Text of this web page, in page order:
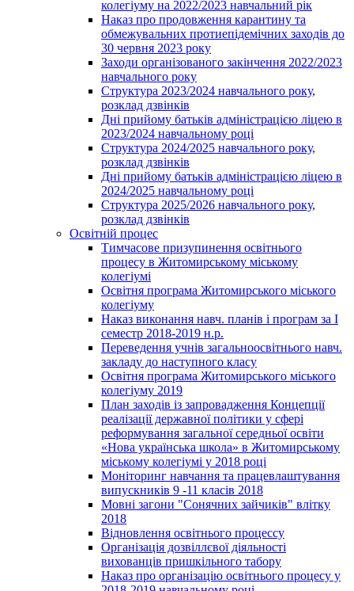
колегіуму на 2022/2023 навчальний рік
Наказ про продовження карантину та
обмежувальних протиепідемічних заходів до
30 червня 2023 року
Заходи організованого закінчення 2022/2023
навчального року
Структура 2023/2024 навчального року,
розклад дзвінків
Дні прийому батьків адміністрацією ліцею в
2023/2024 навчальному році
Структура 2024/2025 навчального року,
розклад дзвінків
Дні прийому батьків адміністрацією ліцею в
2024/2025 навчальному році
Структура 2025/2026 навчального року,
розклад дзвінків
Освітній процес
Тимчасове призупинення освітнього
процесу в Житомирському міському
колегіумі
Освітня програма Житомирського міського
колегіуму
Наказ виконання навч. планів і програм за І
семестр 2018-2019 н.р.
Переведення учнів загальноосвітнього навч.
закладу до наступного класу
Освітня програма Житомирського міського
колегіуму 2019
План заходів із запровадження Концепції
реалізації державної політики у сфері
реформування загальної середньої освіти
«Нова українська школа» в Житомирському
міському колегіумі у 2018 році
Моніторинг навчання та працевлаштування
випускників 9 -11 класів 2018
Мовні загони "Сонячних зайчиків" влітку
2018
Відновлення освітнього процессу
Організація дозвіллєвої діяльності
вихованців пришкільного табору
Наказ про організацію освітнього процесу у